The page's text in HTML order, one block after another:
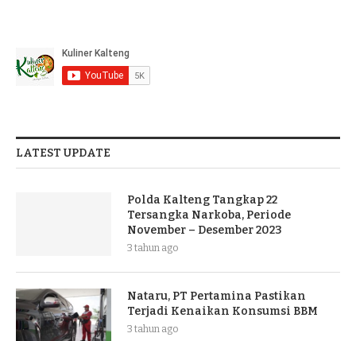
LATEST UPDATE
Polda Kalteng Tangkap 22
Tersangka Narkoba, Periode
November – Desember 2023
3 tahun ago
Nataru, PT Pertamina Pastikan
Terjadi Kenaikan Konsumsi BBM
3 tahun ago